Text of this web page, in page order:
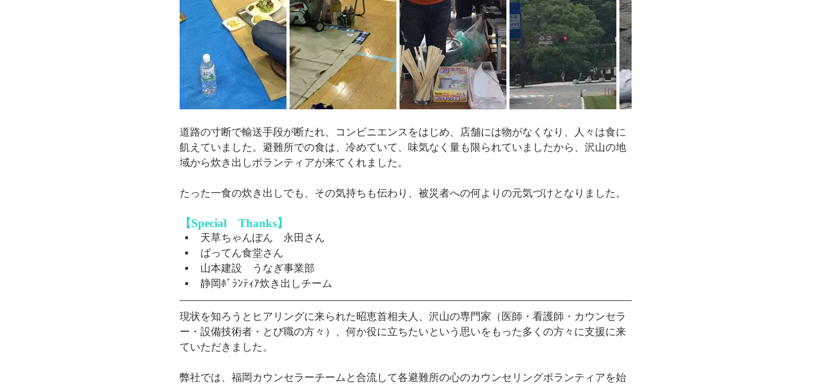
道路の寸断で輸送手段が断たれ、コンビニエンスをはじめ、店舗には物がなくなり、人々は食に
飢えていました。避難所での食は、冷めていて、味気なく量も限られていましたから、沢山の地
域から炊き出しボランティアが来てくれました。
たった一食の炊き出しでも、その気持ちも伝わり、被災者への何よりの元気づけとなりました。
【Special　Thanks】
天草ちゃんぽん　永田さん
ばってん食堂さん
山本建設　うなぎ事業部
静岡ﾎﾞﾗﾝﾃｨｱ炊き出しチーム
​現状を知ろうとヒアリングに来られた昭恵首相夫人、沢山の専門家（医師・看護師・カウンセラ
ー・設備技術者・とび職の方々）、何か役に立ちたいという思いをもった多くの方々に支援に来
ていただきました。
​弊社では、福岡カウンセラーチームと合流して各避難所の心のカウンセリングボランティアを始